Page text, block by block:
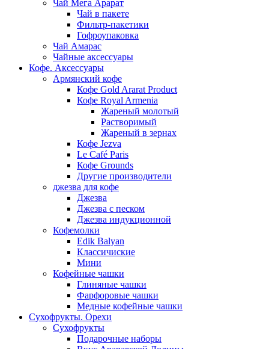
Чай Мега Арарат
Чай в пакете
Фильтр-пакетики
Гофроупаковка
Чай Амарас
Чайные аксессуары
Кофе. Аксессуары
Армянский кофе
Кофе Gold Ararat Product
Кофе Royal Armenia
Жареный молотый
Растворимый
Жареный в зернах
Кофе Jezva
Le Café Paris
Кофе Grounds
Другие производители
джезва для кофе
Джезва
Джезва с песком
Джезва индукционной
Кофемолки
Edik Balyan
Классичиские
Мини
Кофейные чашки
Глиняные чашки
Фарфоровые чашки
Медные кофейные чашки
Сухофрукты. Орехи
Сухофрукты
Подарочные наборы